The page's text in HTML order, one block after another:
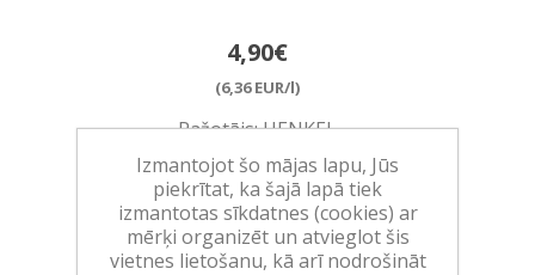
4,90€
(6,36 EUR/l)
Ražotājs:HENKEL
Pieejamība:>10 vienības noliktavā
Art.:951653
Izmantojot šo mājas lapu, Jūs
piekrītat, ka šajā lapā tiek
izmantotas sīkdatnes (cookies) ar
mērķi organizēt un atvieglot šis
vietnes lietošanu, kā arī nodrošināt